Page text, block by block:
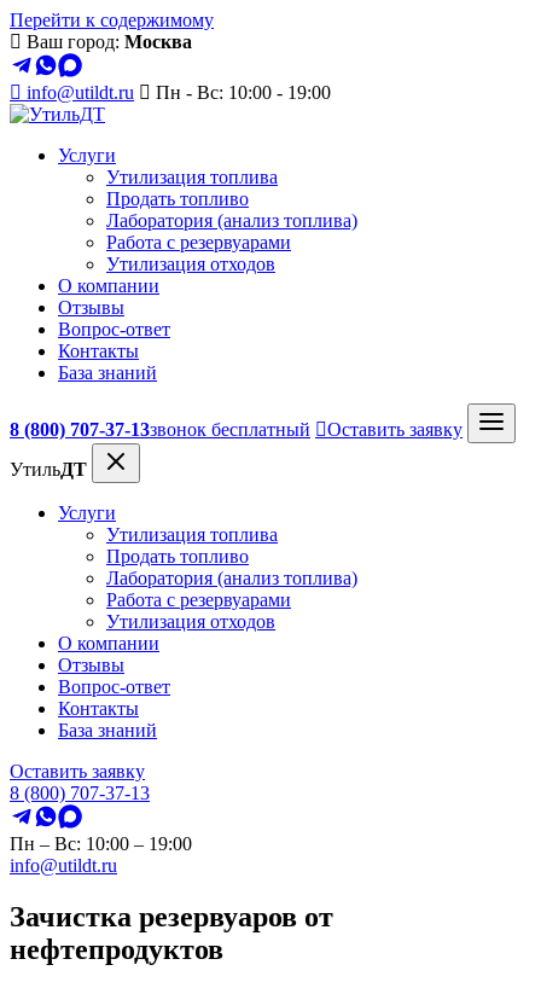
Перейти к содержимому
Ваш город: Москва
info@utildt.ru Пн - Вс: 10:00 - 19:00
Услуги
Утилизация топлива
Продать топливо
Лаборатория (анализ топлива)
Работа с резервуарами
Утилизация отходов
О компании
Отзывы
Вопрос-ответ
Контакты
База знаний
8 (800) 707-37-13звонок бесплатный
Оставить заявку
УтильДТ
Услуги
Утилизация топлива
Продать топливо
Лаборатория (анализ топлива)
Работа с резервуарами
Утилизация отходов
О компании
Отзывы
Вопрос-ответ
Контакты
База знаний
Оставить заявку
8 (800) 707-37-13
Пн – Вс: 10:00 – 19:00
info@utildt.ru
Зачистка резервуаров от
нефтепродуктов